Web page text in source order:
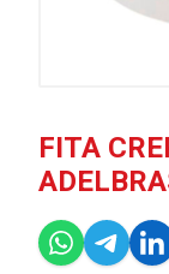
FITA